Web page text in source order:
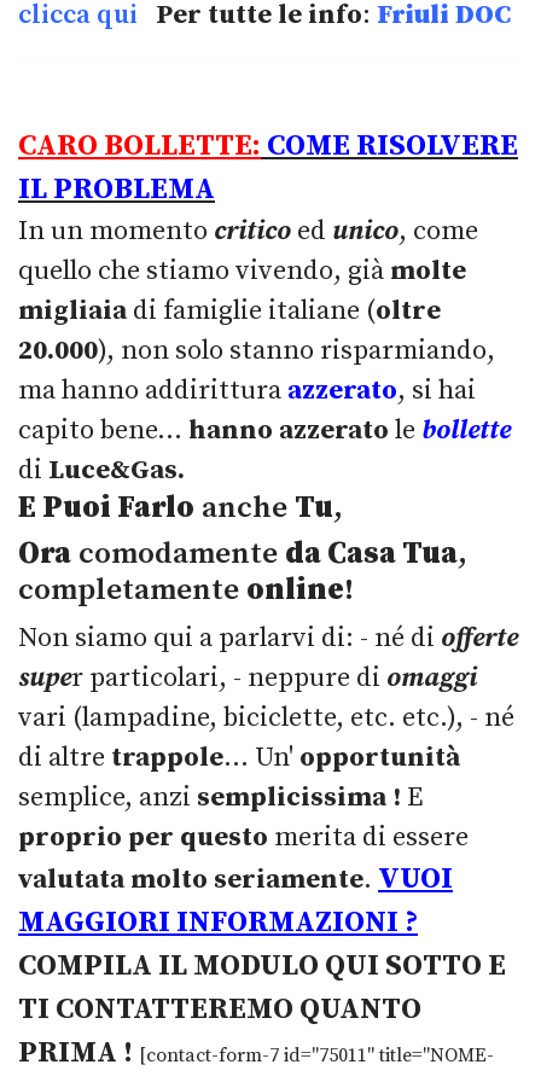
clicca qui Per tutte le info: Friuli DOC
CARO BOLLETTE: COME RISOLVERE
IL PROBLEMA
In un momento critico ed unico, come
quello che stiamo vivendo, già molte
migliaiadi famiglie italiane (oltre
20.000), non solo stanno risparmiando,
ma hanno addirittura azzerato, si hai
capito bene... hanno azzerato le bollette
di Luce&Gas.
E Puoi Farlo anche Tu,
Ora comodamente da Casa Tua,
completamente online!
Non siamo qui a parlarvi di: - né di offerte
super particolari, - neppure di omaggi
vari (lampadine, biciclette, etc. etc.), - né
di altre trappole... Un' opportunità
semplice, anzi semplicissima ! E
proprio per questo merita di essere
valutata molto seriamente. VUOI
MAGGIORI INFORMAZIONI ?
COMPILA IL MODULO QUI SOTTO E
TI CONTATTEREMO QUANTO
PRIMA ! [contact-form-7 id="75011" title="NOME-